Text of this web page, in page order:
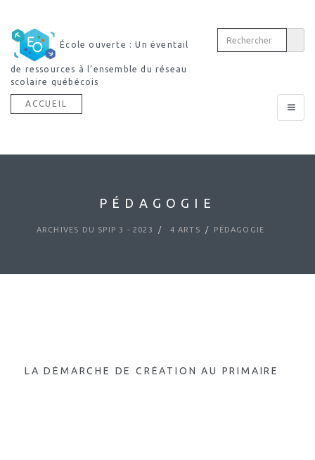
École ouverte : Un éventail
à l’ensemble du réseau
québécois
Découvrir notre
dictionnaire multimodal
Toggle
ACCUEIL
PÉDAGOGIE
ARCHIVES DU SPIP 3 - 2023 4 ARTS PÉDAGOGIE
LA DÉMARCHE DE CRÉATION AU PRIMAIRE